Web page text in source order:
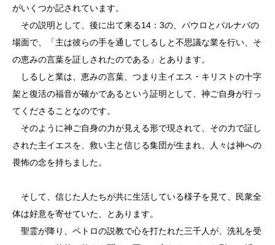
がいくつか記されています。
その説明として、後に出て来る14：3の、パウロとバルナバの
場面で、「主は彼らの手を通してしるしと不思議な業を行い、そ
の恵みの言葉を証しされたのである」とあります。
しるしと業は、恵みの言葉、つまり主イエス・キリストの十字
架と復活の福音が確かであるという証明として、神ご自身が行っ
てくださることなのです。
そのように神ご自身の力が見える形で現されて、その力で証し
された主イエスを、救い主と信じる集団が生まれ、人々は神への
畏怖の念を持ちました。
そして、信じた人たちが共に生活している様子を見て、民衆全
体は好意を寄せていた、とあります。
聖霊が降り、ペトロの説教で心を打たれた三千人が、洗礼を受